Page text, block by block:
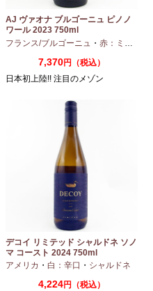
AJ ヴァオナ ブルゴーニュ ピノノ
ワール 2023 750ml
フランス/ブルゴーニュ ・ 赤：ミディアムボディ
7,370円（税込）
日本初上陸!! 注目のメゾン
デコイ リミテッド シャルドネ ソノ
マ コースト 2024 750ml
アメリカ ・ 白：辛口 ・ シャルドネ
4,224円（税込）